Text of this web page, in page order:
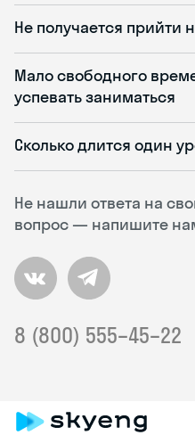
Не нашли ответа на
вопрос — напишите
8 (800) 555–45–22
Не получается прийти
Мало свободного
успевать заниматься
Сколько длится один